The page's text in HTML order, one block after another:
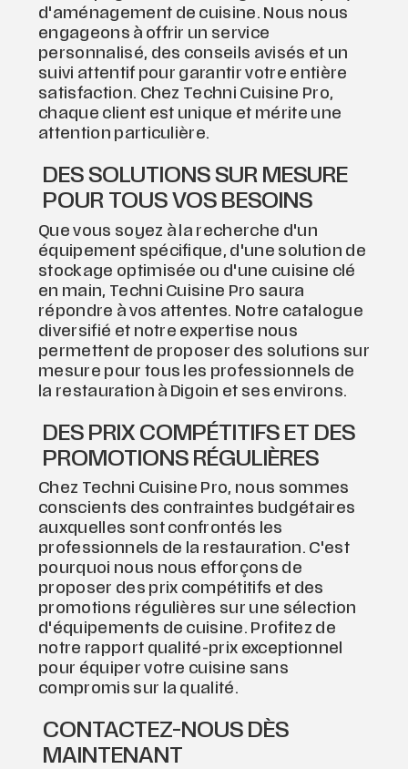
d'aménagement de cuisine. Nous nous
engageons à offrir un service
personnalisé, des conseils avisés et un
suivi attentif pour garantir votre entière
satisfaction. Chez Techni Cuisine Pro,
chaque client est unique et mérite une
attention particulière.
DES SOLUTIONS SUR MESURE
POUR TOUS VOS BESOINS
Que vous soyez à la recherche d'un
équipement spécifique, d'une solution de
stockage optimisée ou d'une cuisine clé
en main, Techni Cuisine Pro saura
répondre à vos attentes. Notre catalogue
diversifié et notre expertise nous
permettent de proposer des solutions sur
mesure pour tous les professionnels de
la restauration à Digoin et ses environs.
DES PRIX COMPÉTITIFS ET DES
PROMOTIONS RÉGULIÈRES
Chez Techni Cuisine Pro, nous sommes
conscients des contraintes budgétaires
auxquelles sont confrontés les
professionnels de la restauration. C'est
pourquoi nous nous efforçons de
proposer des prix compétitifs et des
promotions régulières sur une sélection
d'équipements de cuisine. Profitez de
notre rapport qualité-prix exceptionnel
pour équiper votre cuisine sans
compromis sur la qualité.
CONTACTEZ-NOUS DÈS
MAINTENANT